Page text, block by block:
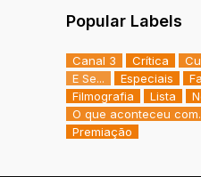
Popular Labels
Canal 3 Crítica
E Se...
Especiais
Filmografia
Lista
O que aconteceu
Premiação